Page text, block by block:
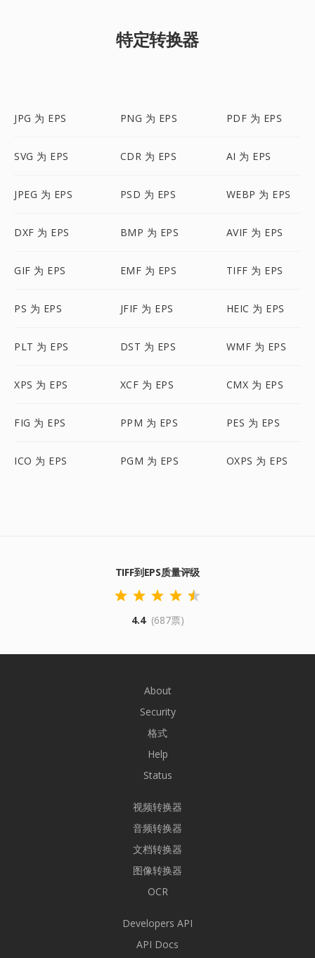
特定转换器
JPG 为 EPS PNG 为 EPS PDF 为 EPS
SVG 为 EPS CDR 为 EPS AI 为 EPS
JPEG 为 EPS PSD 为 EPS WEBP 为 EPS
DXF 为 EPS BMP 为 EPS AVIF 为 EPS
GIF 为 EPS EMF 为 EPS TIFF 为 EPS
PS 为 EPS JFIF 为 EPS HEIC 为 EPS
PLT 为 EPS DST 为 EPS WMF 为 EPS
XPS 为 EPS XCF 为 EPS CMX 为 EPS
FIG 为 EPS PPM 为 EPS PES 为 EPS
ICO 为 EPS PGM 为 EPS OXPS 为 EPS
TIFF到EPS质量评级
4.4 (687票)
About
Security
格式
Help
Status
视频转换器
音频转换器
文档转换器
图像转换器
OCR
Developers API
API Docs